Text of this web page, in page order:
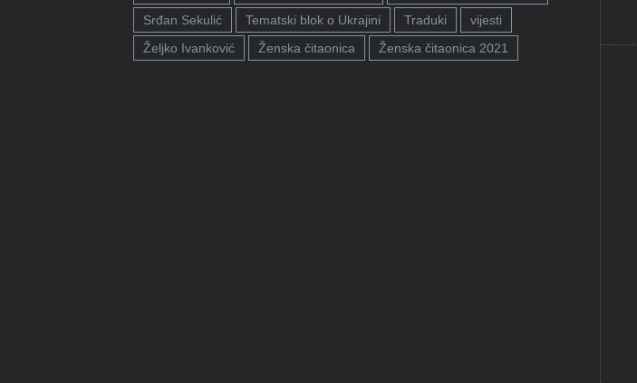
Srđan Sekulić
Tematski blok o Ukrajini Traduki
vijesti
Željko Ivanković
Ženska čitaonica Ženska čitaonica 2021